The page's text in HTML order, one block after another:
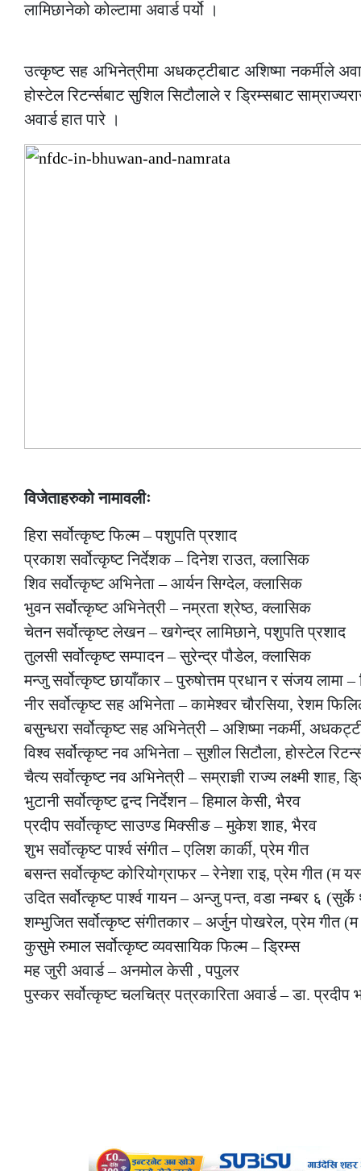
लामिछानेको कोल्टामा अवार्ड पर्यो ।
उत्कृष्ट सह अभिनेत्रीमा अधकट्टीबाट अशिष्मा नकर्मीले
होस्टेल रिटर्न्सबाट सुशिल सिटौलाले र ड्रिम्सबाट
अवार्ड हात पारे ।
विजेताहरुको नामावलीः
हिरा सर्वोत्कृष्ट फिल्म – पशुपति प्रशाद
प्रकाश सर्वोत्कृष्ट निर्देशक – दिनेश राउत, क्लासिक
शिव सर्वोत्कृष्ट अभिनेता – आर्यन सिग्देल, क्लासिक
भुवन सर्वोत्कृष्ट अभिनेत्री – नम्रता श्रेष्ठ, क्लासिक
चेतन सर्वोत्कृष्ट लेखन – खगेन्द्र लामिछाने, पशुपति प्रशाद
तुलसी सर्वोत्कृष्ट सम्पादन – सुरेन्द्र पौडेल, क्लासिक
मन्जु सर्वोत्कृष्ट छायाँकार – पुरुषोत्तम प्रधान र संजय लामा –
नीर सर्वोत्कृष्ट सह अभिनेता – कामेश्वर चौरसिया, रेशम
बसुन्धरा सर्वोत्कृष्ट सह अभिनेत्री – अशिष्मा नकर्मी,
विश्व सर्वोत्कृष्ट नव अभिनेता – सुशील सिटौला, होस्टेल
चैत्य सर्वोत्कृष्ट नव अभिनेत्री – सम्राज्ञी राज्य लक्ष्मी शाह,
भुटानी सर्वोत्कृष्ट द्वन्द निर्देशन – हिमाल केसी, भैरव
प्रदीप सर्वोत्कृष्ट साउण्ड मिक्सीङ – मुकेश शाह, भैरव
शुभ सर्वोत्कृष्ट पार्श्व संगीत – एलिश कार्की, प्रेम गीत
बसन्त सर्वोत्कृष्ट कोरियोग्राफर – रेनेशा राइ, प्रेम गीत (म
उदित सर्वोत्कृष्ट पार्श्व गायन – अन्जु पन्त, वडा नम्बर ६
शम्भुजित सर्वोत्कृष्ट संगीतकार – अर्जुन पोखरेल, प्रेम गीत
कुसुमे रुमाल सर्वोत्कृष्ट व्यवसायिक फिल्म – ड्रिम्स
मह जुरी अवार्ड – अनमोल केसी , पपुलर
पुस्कर सर्वोत्कृष्ट चलचित्र पत्रकारिता अवार्ड – डा. प्रदीप